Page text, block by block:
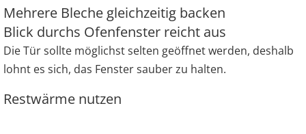
Mehrere Bleche gleichzeitig backen
Blick durchs Ofenfenster reicht aus
Die Tür sollte möglichst selten geöffnet werden, deshalb
lohnt es sich, das Fenster sauber zu halten.
Restwärme nutzen